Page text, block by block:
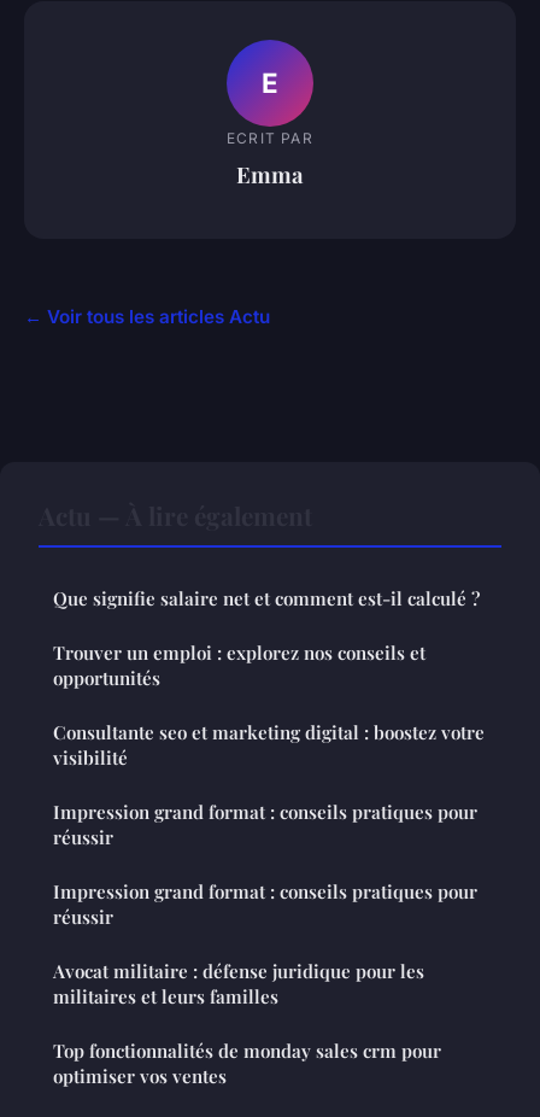
E
ECRIT PAR
Emma
← Voir tous les articles Actu
Que signifie salaire net et comment est-il calculé ?
Trouver un emploi : explorez nos conseils et
opportunités
Consultante seo et marketing digital : boostez votre
visibilité
Impression grand format : conseils pratiques pour
réussir
Impression grand format : conseils pratiques pour
réussir
Avocat militaire : défense juridique pour les
militaires et leurs familles
Top fonctionnalités de monday sales crm pour
optimiser vos ventes